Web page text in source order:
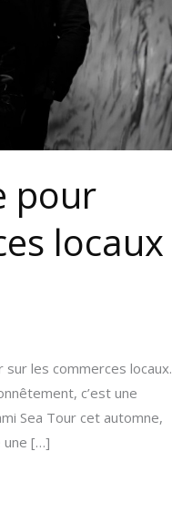
pour
locaux
les commerces locaux.
c’est une
Sea Tour cet automne,
une […]